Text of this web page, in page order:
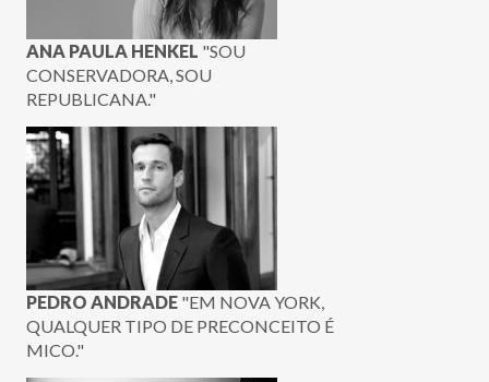
ANA PAULA HENKEL "SOU
CONSERVADORA, SOU
REPUBLICANA."
PEDRO ANDRADE "EM NOVA YORK,
QUALQUER TIPO DE PRECONCEITO É
MICO."